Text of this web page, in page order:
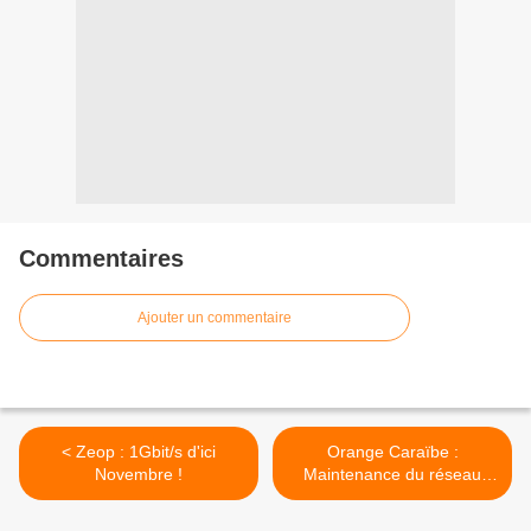
Commentaires
Ajouter un commentaire
< Zeop : 1Gbit/s d'ici
Novembre !
Orange Caraïbe :
Maintenance du réseau
transatlantique (Martinique)